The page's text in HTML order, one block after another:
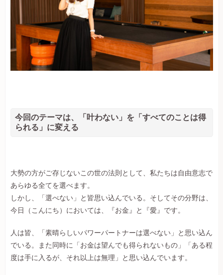
今回のテーマは、「叶わない」を「すべてのことは得
られる」に変える
大勢の方がご存じないこの世の法則として、私たちは自由意志で
あらゆる全てを選べます。
しかし、「選べない」と皆思い込んでいる。そしてその分野は、
今日（こんにち）においては、『お金』と『愛』です。
人は皆、「素晴らしいパワーパートナーは選べない」と思い込ん
でいる。また同時に「お金は望んでも得られないもの」「ある程
度は手に入るが、それ以上は無理」と思い込んでいます。